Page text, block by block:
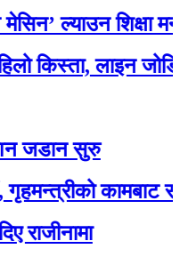
ल्याउन शिक्षा
लाइन जोडियो
सुरु
कामबाट